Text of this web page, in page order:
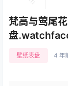
梵高与莺尾
盘
壁纸表盘 4 年